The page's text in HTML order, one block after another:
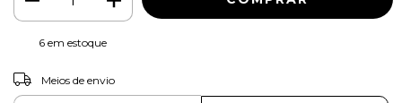
6 em estoque
Entregas para o CEP:
Meios de envio